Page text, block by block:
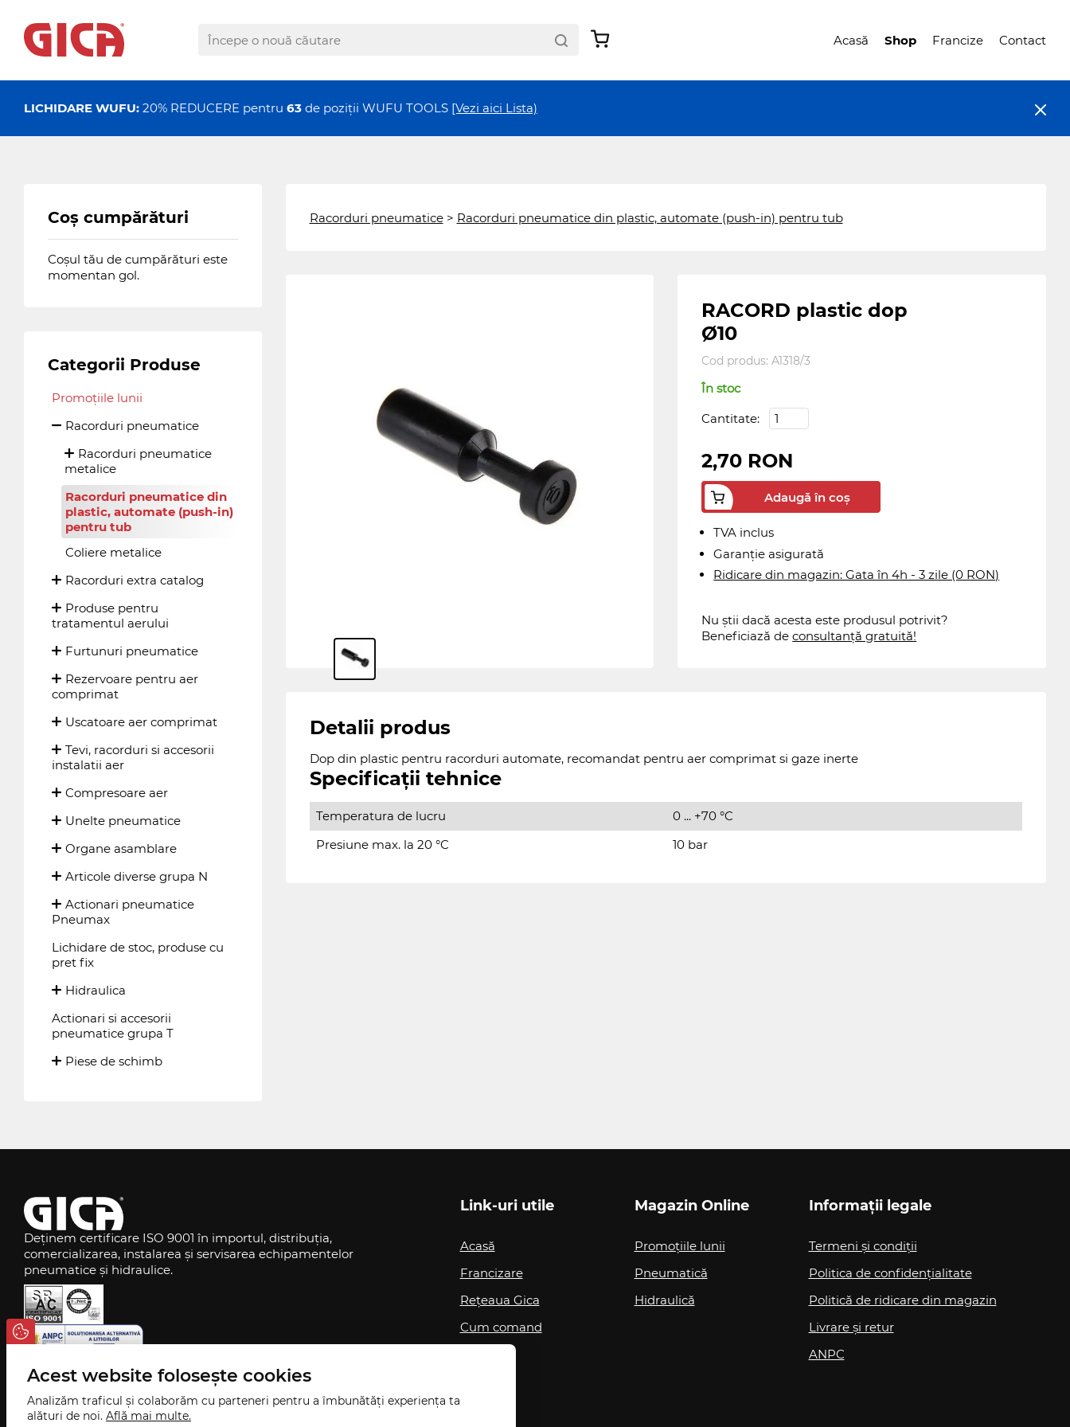
Acest website folosește cookies
Analizăm traficul și colaborăm cu parteneri pentru a îmbunătăți experiența ta
alături de noi. Află mai multe.
Acasă Shop Francize Contact
LICHIDARE WUFU: 20% REDUCERE pentru 63 de poziții WUFU TOOLS [Vezi aici Lista)
Coș cumpărături
Coșul tău de cumpărături este
momentan gol.
Categorii Produse
Promoțiile lunii
Racorduri pneumatice
Racorduri pneumatice
metalice
Racorduri pneumatice din
plastic, automate (push-in)
pentru tub
Coliere metalice
Racorduri extra catalog
Produse pentru
tratamentul aerului
Furtunuri pneumatice
Rezervoare pentru aer
comprimat
Uscatoare aer comprimat
Tevi, racorduri si accesorii
instalatii aer
Compresoare aer
Unelte pneumatice
Organe asamblare
Articole diverse grupa N
Actionari pneumatice
Pneumax
Lichidare de stoc, produse cu
pret fix
Hidraulica
Actionari si accesorii
pneumatice grupa T
Piese de schimb
Racorduri pneumatice > Racorduri pneumatice din plastic, automate (push-in) pentru tub
RACORD plastic dop
Ø10
Cod produs:A1318/3
În stoc
Cantitate:
2,70 RON
Adaugă în coș
TVA inclus
Garanție asigurată
Ridicare din magazin: Gata în 4h - 3 zile (0 RON)
Nu știi dacă acesta este produsul potrivit?
Beneficiază de consultanță gratuită!
Detalii produs
Dop din plastic pentru racorduri automate, recomandat pentru aer comprimat si gaze inerte
Specificații tehnice
Temperatura de lucru
0 ... +70 °C
Presiune max. la 20 °C
10 bar
Deținem certificare ISO 9001 în importul, distribuția,
comercializarea, instalarea și servisarea echipamentelor
pneumatice și hidraulice.
Link-uri utile
Acasă
Francizare
Rețeaua Gica
Cum comand
Magazin Online
Promoțiile lunii
Pneumatică
Hidraulică
Informații legale
Termeni și condiții
Politica de confidențialitate
Politică de ridicare din magazin
Livrare și retur
ANPC
©2026 GICA v1.3.5, Toate drepturile rezervate.